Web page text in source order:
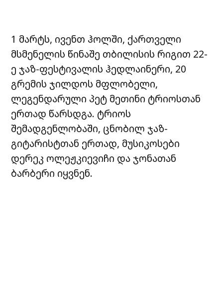
1 მარტს, ივენთ ჰოლში, ქართველი
მსმენელის წინაშე თბილისის რიგით 22-
ე ჯაზ-ფესტივალის ჰედლაინერი, 20
გრემის ჯილდოს მფლობელი,
ლეგენდარული პეტ მეთინი ტრიოსთან
ერთად წარსდგა. ტრიოს
შემადგენლობაში, ცნობილ ჯაზ-
გიტარისტთან ერთად, მუსიკოსები
დერეკ ოლეჟკიევიჩი და ჯონათან
ბარბერი იყვნენ.